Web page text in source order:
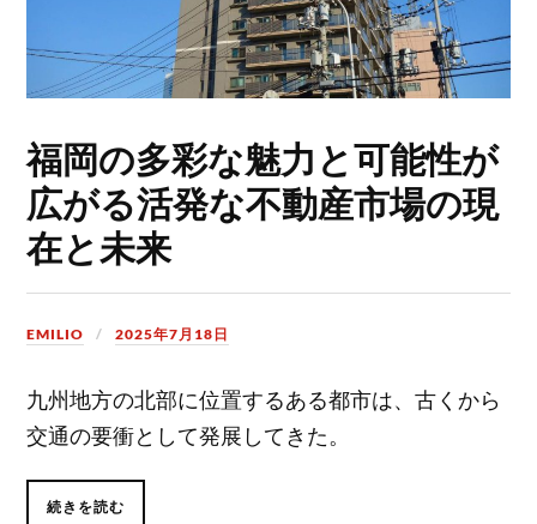
福岡の多彩な魅力と可能性が
広がる活発な不動産市場の現
在と未来
EMILIO 2025年7月18日
九州地方の北部に位置するある都市は、古くから
交通の要衝として発展してきた。
続きを読む